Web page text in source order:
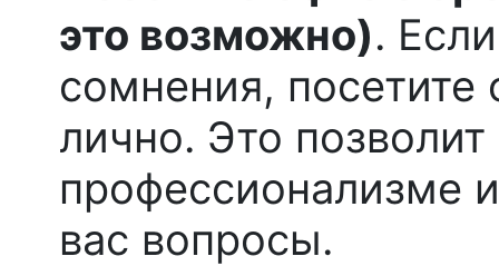
это возможно).
сомнения,
лично. Это
профессионализме
вас вопросы.